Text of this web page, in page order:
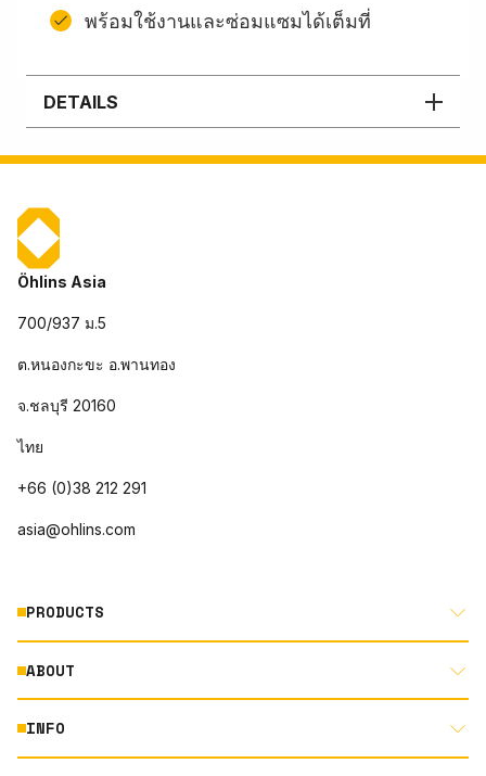
พร้อมใช้งานและซ่อมแซมได้เต็มที่
DETAILS
Öhlins Asia
700/937 ม.5
ต.หนองกะขะ อ.พานทอง
จ.ชลบุรี 20160
ไทย
+66 (0)38 212 291
asia@ohlins.com
PRODUCTS
MOTORCYCLE
AUTOMOTIVE
ABOUT
ABOUT US
INFO